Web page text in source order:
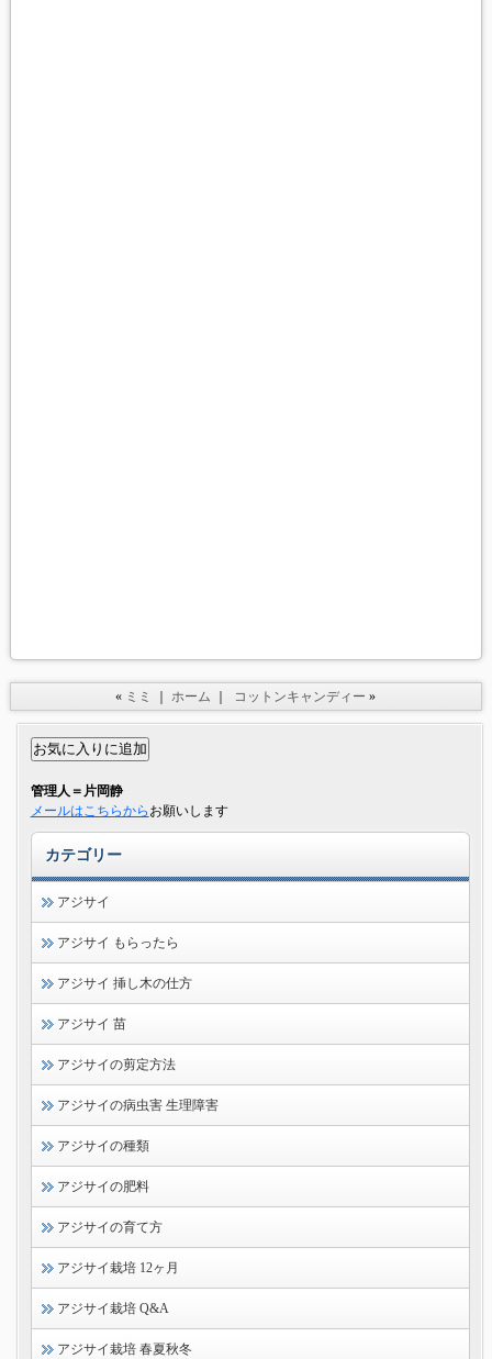
« ミミ ｜ホーム コットンキャンディー »
管理人＝片岡静
メールはこちらから お願いします
カテゴリー
アジサイ
アジサイ もらったら
アジサイ 挿し木の仕方
アジサイ 苗
アジサイの剪定方法
アジサイの病虫害 生理障害
アジサイの種類
アジサイの肥料
アジサイの育て方
アジサイ栽培 12ヶ月
アジサイ栽培 Q&A
アジサイ栽培 春夏秋冬